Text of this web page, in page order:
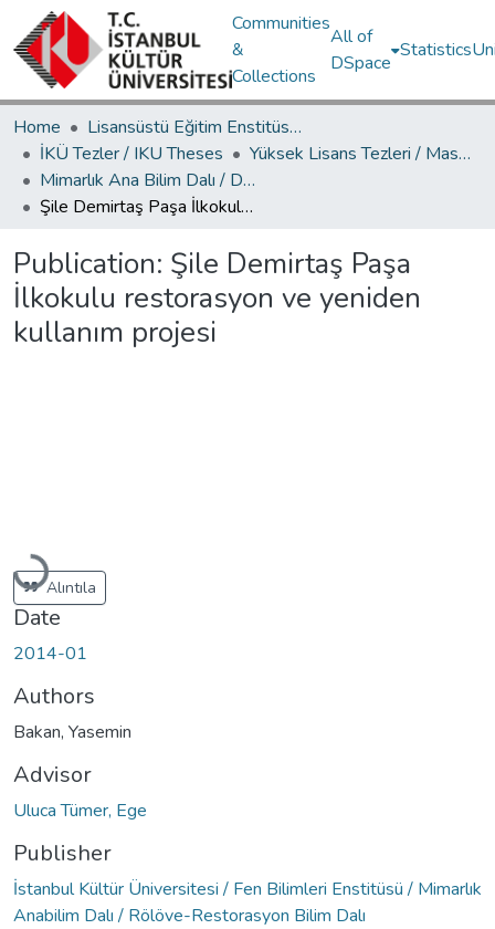
Communities
&
Collections
All of
DSpace
Statistics
Home
Lisansüstü Eğitim Enstitüsü / Postgraduate Education Institute
İKÜ Tezler / IKU Theses
Yüksek Lisans Tezleri / Master's Theses
Mimarlık Ana Bilim Dalı / Department of Architecture
Şile Demirtaş Paşa İlkokulu restorasyon ve yeniden kullanım projesi
Publication: Şile Demirtaş Paşa
İlkokulu restorasyon ve yeniden
kullanım projesi
Loading...
Alıntıla
Date
2014-01
Authors
Bakan, Yasemin
Advisor
Uluca Tümer, Ege
Publisher
İstanbul Kültür Üniversitesi / Fen Bilimleri Enstitüsü / Mimarlık
Anabilim Dalı / Rölöve-Restorasyon Bilim Dalı